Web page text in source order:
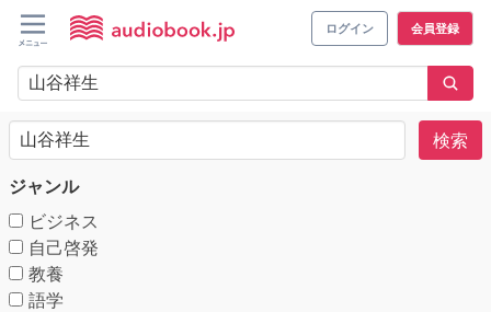
ログイン 会員登録
検索
ジャンル
ビジネス
自己啓発
教養
語学